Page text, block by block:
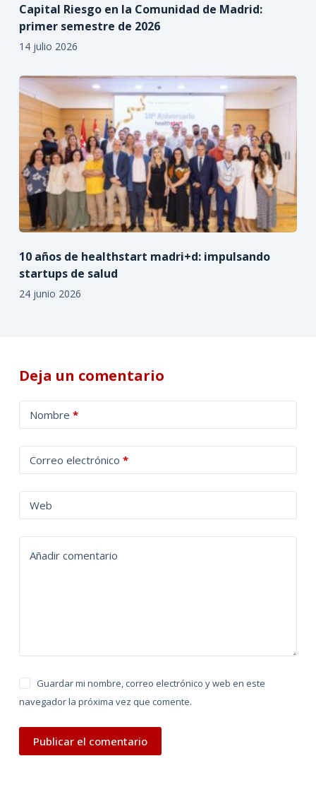
Capital Riesgo en la Comunidad de Madrid:
primer semestre de 2026
14 julio 2026
10 años de healthstart madri+d: impulsando
startups de salud
24 junio 2026
Deja un comentario
Nombre *
Correo electrónico *
Web
Añadir comentario
Guardar mi nombre, correo electrónico y web en este
navegador la próxima vez que comente.
Publicar el comentario
l
t
a
t